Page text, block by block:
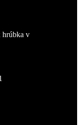
hrúbka v